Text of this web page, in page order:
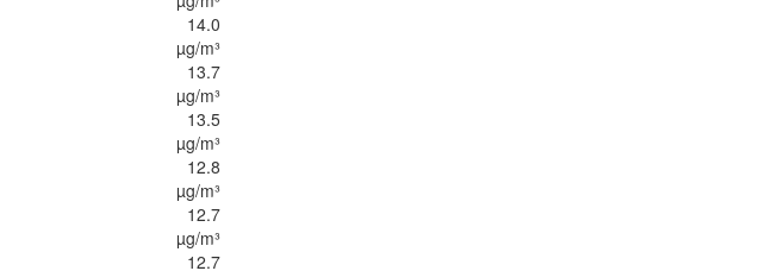
14.0
µg/m³
13.7
µg/m³
13.5
µg/m³
12.8
µg/m³
12.7
µg/m³
12.7